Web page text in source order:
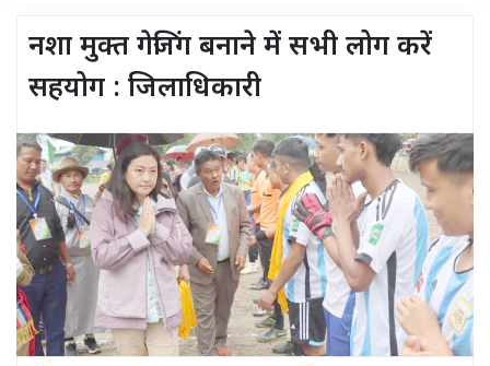
नशा मुक्त गेजिंग बनाने में सभी लोग करें
सहयोग : जिलाधिकारी